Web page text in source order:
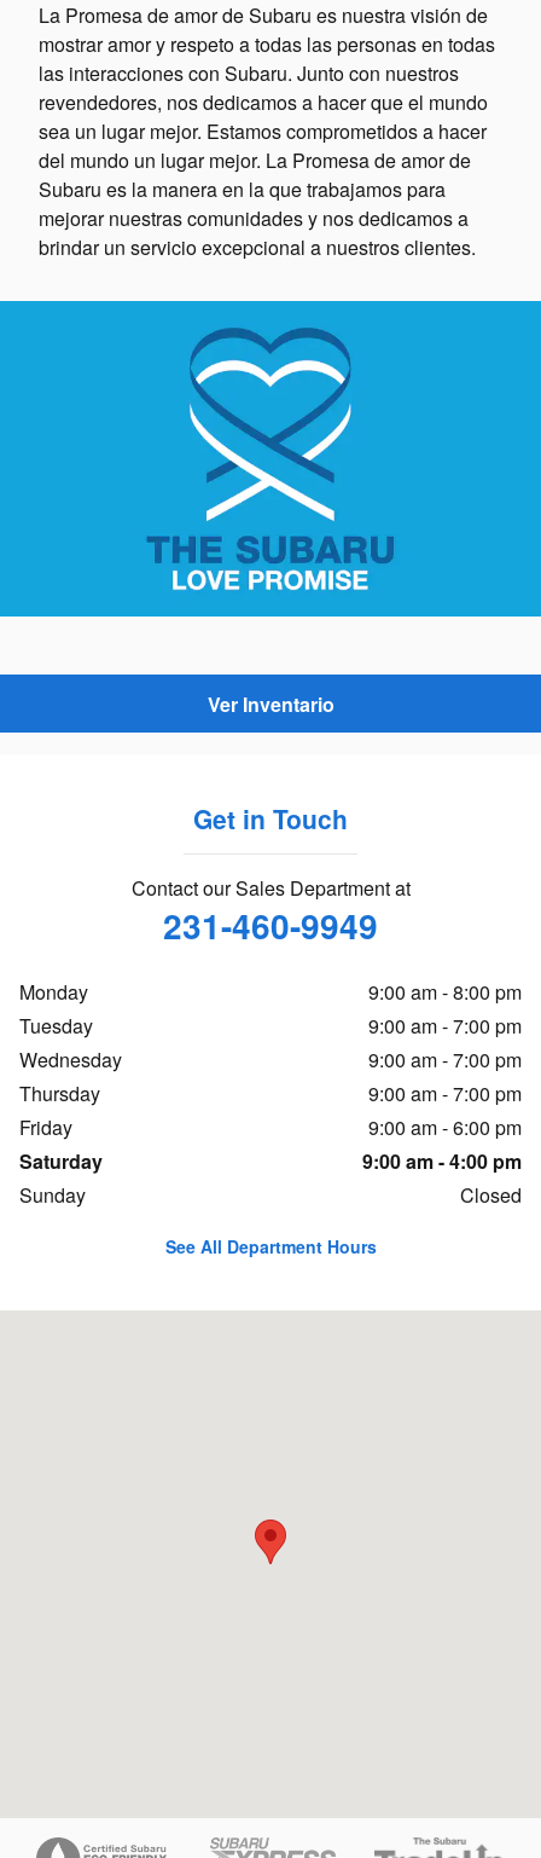
La Promesa de amor de Subaru es nuestra visión de
mostrar amor y respeto a todas las personas en todas
las interacciones con Subaru. Junto con nuestros
revendedores, nos dedicamos a hacer que el mundo
sea un lugar mejor. Estamos comprometidos a hacer
del mundo un lugar mejor. La Promesa de amor de
Subaru es la manera en la que trabajamos para
mejorar nuestras comunidades y nos dedicamos a
brindar un servicio excepcional a nuestros clientes.
Ver Inventario
Get in Touch
Contact our Sales Department at
231-460-9949
Monday
9:00 am - 8:00 pm
Tuesday
9:00 am - 7:00 pm
Wednesday
9:00 am - 7:00 pm
Thursday
9:00 am - 7:00 pm
Friday
9:00 am - 6:00 pm
Saturday
9:00 am - 4:00 pm
Sunday
Closed
See All Department Hours